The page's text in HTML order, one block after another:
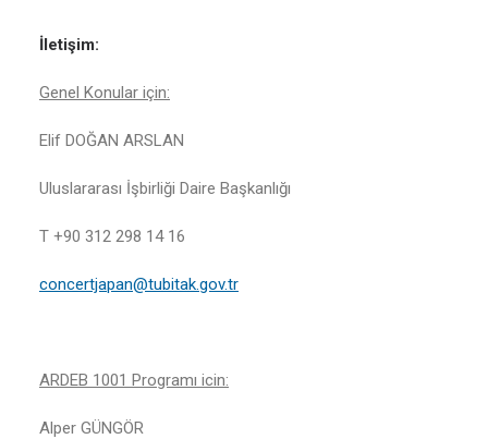
İletişim:
Genel Konular için:
Elif DOĞAN ARSLAN
Uluslararası İşbirliği Daire Başkanlığı
T +90 312 298 14 16
concertjapan@tubitak.gov.tr
ARDEB 1001 Programı icin:
Alper GÜNGÖR